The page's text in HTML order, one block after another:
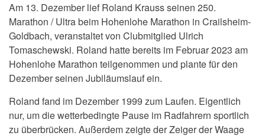
Am 13. Dezember lief Roland Krauss seinen 250.
Marathon / Ultra beim Hohenlohe Marathon in Crailsheim-
Goldbach, veranstaltet von Clubmitglied Ulrich
Tomaschewski. Roland hatte bereits im Februar 2023 am
Hohenlohe Marathon teilgenommen und plante für den
Dezember seinen Jubiläumslauf ein.
Roland fand im Dezember 1999 zum Laufen. Eigentlich
nur, um die wetterbedingte Pause im Radfahrern sportlich
zu überbrücken. Außerdem zeigte der Zeiger der Waage